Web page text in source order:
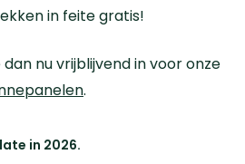
in feite gratis!
nu vrijblijvend in voor onze
.
in 2026.